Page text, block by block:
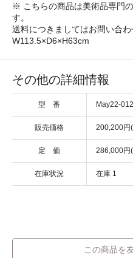
※ こちらの商品は美術品専門
す。
送料につきましてはお問い合わ
W113.5×D6×H63cm
その他の詳細情報
型 番 May22-012
販売価格 200,200円
定 価 286,000円
在庫状況 在庫 1
この商品を